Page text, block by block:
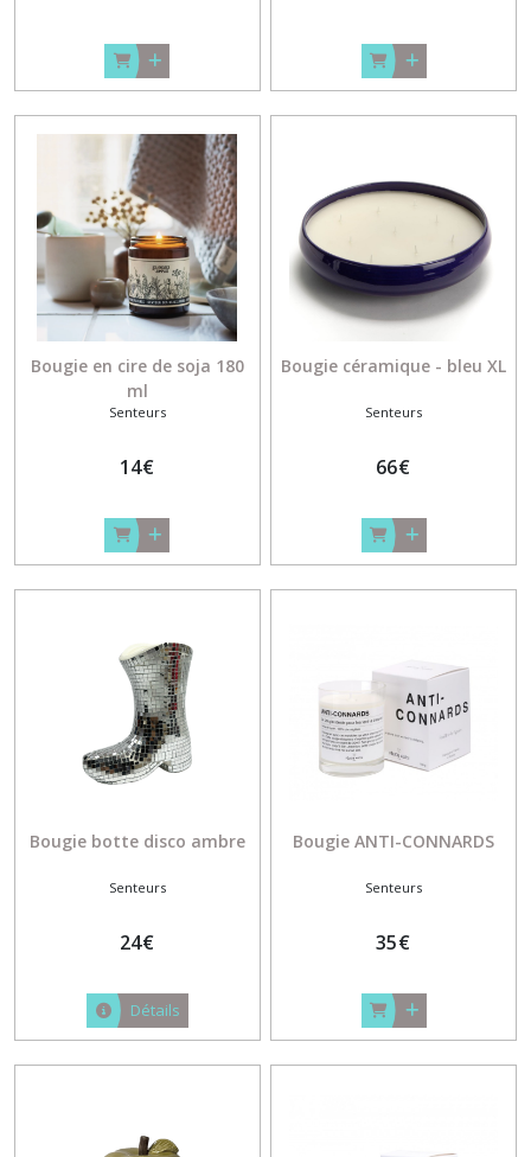
Bougie en cire de soja 180
ml
Senteurs
14€
Bougie céramique - bleu XL
Senteurs
66€
Bougie botte disco ambre
Senteurs
24€
Détails
Bougie ANTI-CONNARDS
Senteurs
35€